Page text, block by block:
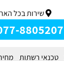
שירות בכל
8805207
טכנאי רשתות